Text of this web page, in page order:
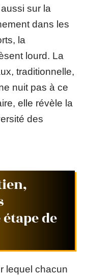
sur la
dans les
la
lourd. La
traditionnelle,
nuit pas à ce
elle révèle la
des
de
lequel chacun